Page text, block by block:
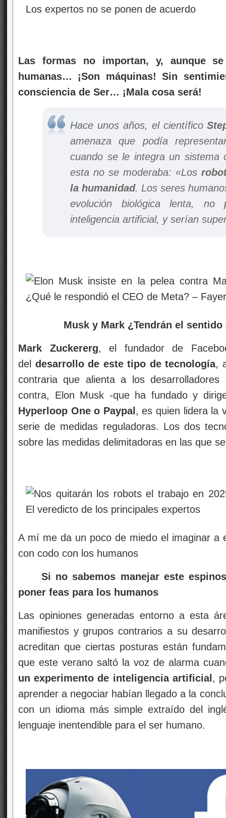
Las formas no importan, y, aunque
humanas… ¡Son máquinas! Sin
consciencia de Ser… ¡Mala cosa será!
Hace unos años, el científico
amenaza que podía
cuando se le integra un sistema
esta no se moderaba: «Los
la humanidad. Los seres
evolución biológica lenta,
inteligencia artificial, y serían
Musk y Mark ¿Tendrán el sentido
Mark Zuckererg, el fundador de
del desarrollo de este tipo de tecnología,
contraria que alienta a los
contra, Elon Musk -que ha fundado y
Hyperloop One o Paypal , es quien lidera la
serie de medidas reguladoras. Los dos
sobre las medidas delimitadoras en las que
A mí me da un poco de miedo el imaginar a
con codo con los humanos
Si no sabemos manejar este
poner feas para los humanos
Las opiniones generadas entorno a esta
manifiestos y grupos contrarios a su
acreditan que ciertas posturas están
que este verano saltó la voz de alarma
un experimento de inteligencia artificial ,
aprender a negociar habían llegado a la
con un idioma más simple extraído del
lenguaje inentendible para el ser humano.